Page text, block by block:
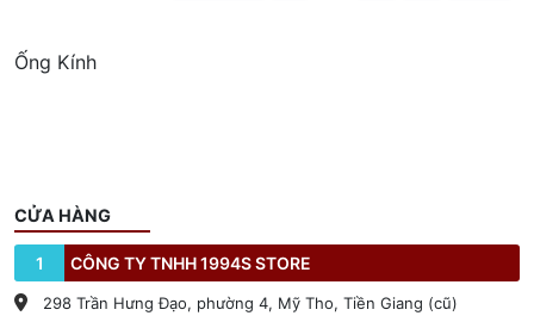
Ống Kính
CỬA HÀNG
1 CÔNG TY TNHH 1994S STORE
298 Trần Hưng Đạo, phường 4, Mỹ Tho, Tiền Giang (cũ)